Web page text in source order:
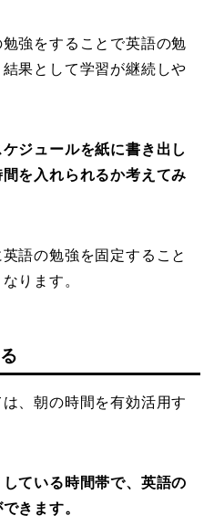
強をすることで英語の勉
果として学習が継続しや
ジュールを紙に書き出し
を入れられるか考えてみ
語の勉強を固定すること
ります。
、朝の時間を有効活用す
ている時間帯で、英語の
きます。